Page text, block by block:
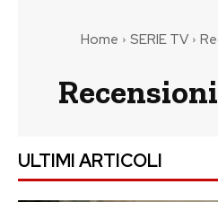
Home SERIE TV
ULTIMI ARTICOLI